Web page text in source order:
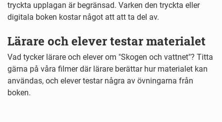
tryckta upplagan är begränsad. Varken den tryckta eller
digitala boken kostar något att att ta del av.
Lärare och elever testar materialet
Vad tycker lärare och elever om "Skogen och vattnet"? Titta
gärna på våra filmer där lärare berättar hur materialet kan
användas, och elever testar några av övningarna från
boken.